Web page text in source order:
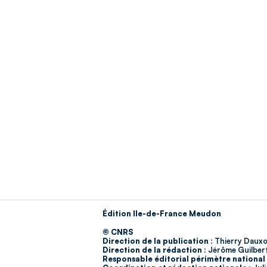
Édition Ile-de-France Meudon
© CNRS
Direction de la publication : Thierry
Direction de la rédaction : Jérôme
Responsable éditorial périmètre national